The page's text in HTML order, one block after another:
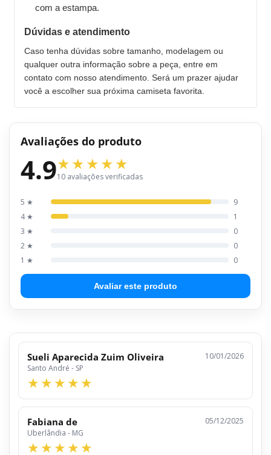
com a estampa.
Dúvidas e atendimento
Caso tenha dúvidas sobre tamanho, modelagem ou
qualquer outra informação sobre a peça, entre em
contato com nosso atendimento. Será um prazer ajudar
você a escolher sua próxima camiseta favorita.
Avaliações do produto
4.910 avaliações verificadas
5 ★
9
4 ★
1
3 ★
0
2 ★
0
1 ★
0
Avaliar este produto
Sueli Aparecida Zuim Oliveira
Santo André - SP
10/01/2026
Fabiana de
Uberlândia - MG
05/12/2025